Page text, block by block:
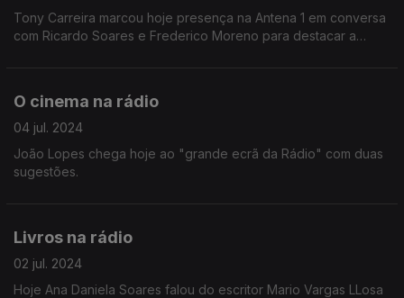
Tony Carreira marcou hoje presença na Antena 1 em conversa
com Ricardo Soares e Frederico Moreno para destacar a
O cinema na rádio
04 jul. 2024
João Lopes chega hoje ao "grande ecrã da Rádio" com duas
sugestões.
Livros na rádio
02 jul. 2024
Hoje Ana Daniela Soares falou do escritor Mario Vargas LLosa